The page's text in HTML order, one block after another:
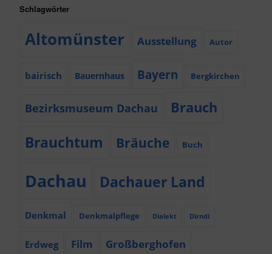
Schlagwörter
Altomünster Ausstellung Autor
bairisch Bauernhaus Bayern Bergkirchen
Bezirksmuseum Dachau Brauch
Brauchtum Bräuche Buch
Dachau Dachauer Land
Denkmal Denkmalpflege Dialekt Dirndl
Erdweg Film Großberghofen